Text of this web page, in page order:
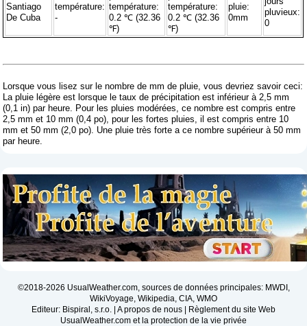
Santiago
De Cuba
température:
-
température:
0.2 ℃ (32.36
℉)
température:
0.2 ℃ (32.36
℉)
pluie:
0mm
pluvieux:
0
Lorsque vous lisez sur le nombre de mm de pluie, vous devriez savoir ceci:
La pluie légère est lorsque le taux de précipitation est inférieur à 2,5 mm
(0,1 in) par heure. Pour les pluies modérées, ce nombre est compris entre
2,5 mm et 10 mm (0,4 po), pour les fortes pluies, il est compris entre 10
mm et 50 mm (2,0 po). Une pluie très forte a ce nombre supérieur à 50 mm
par heure.
©2018-2026 UsualWeather.com, sources de données principales: MWDI,
WikiVoyage, Wikipedia, CIA, WMO
Editeur: Bispiral, s.r.o. | A propos de nous | Règlement du site Web
UsualWeather.com et la protection de la vie privée